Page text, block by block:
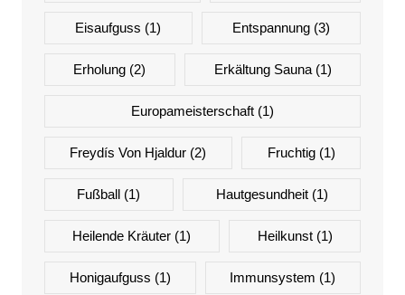
Eisaufguss (1) Entspannung(3)
Erholung (2) Erkältung Sauna(1)
Europameisterschaft(1)
Freydís Von Hjaldur (2) Fruchtig(1)
Fußball (1) Hautgesundheit(1)
Heilende Kräuter (1) Heilkunst(1)
Honigaufguss (1) Immunsystem (1)